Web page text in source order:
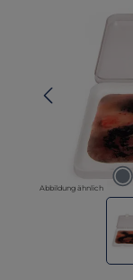
Abbildung ähnlich